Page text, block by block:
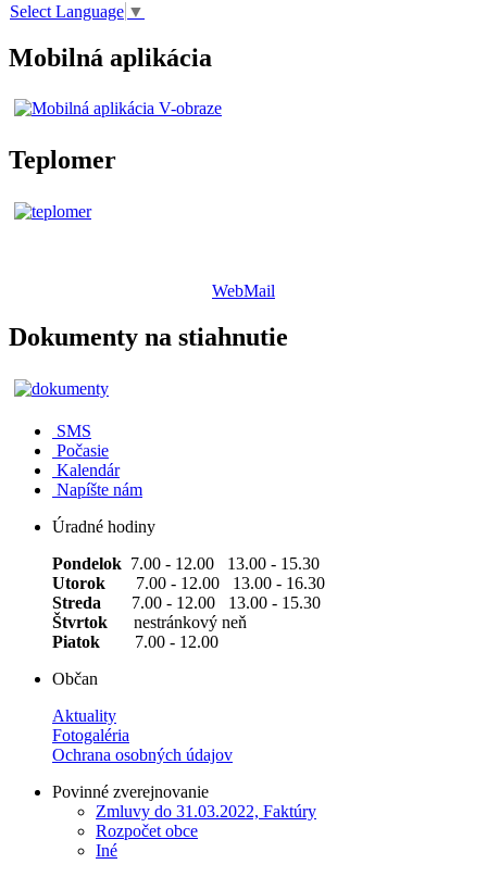
Select Language ▼
Mobilná aplikácia
Teplomer
WebMail
Dokumenty na stiahnutie
SMS
Počasie
Kalendár
Napíšte nám
Úradné hodiny
Pondelok 7.00 - 12.00 13.00 - 15.30
Utorok
7.00 - 12.00 13.00 - 16.30
Streda 7.00 - 12.00 13.00 - 15.30
Štvrtok
nestránkový neň
Piatok 7.00 - 12.00
Občan
Aktuality
Fotogaléria
Ochrana osobných údajov
Povinné zverejnovanie
Zmluvy do 31.03.2022, Faktúry
Rozpočet obce
Iné